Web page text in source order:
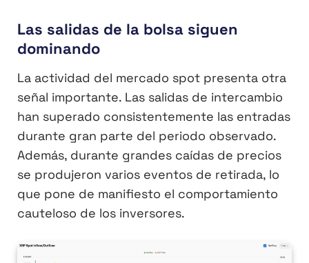
Las salidas de la bolsa siguen
dominando
La actividad del mercado spot presenta otra
señal importante. Las salidas de intercambio
han superado consistentemente las entradas
durante gran parte del periodo observado.
Además, durante grandes caídas de precios
se produjeron varios eventos de retirada, lo
que pone de manifiesto el comportamiento
cauteloso de los inversores.